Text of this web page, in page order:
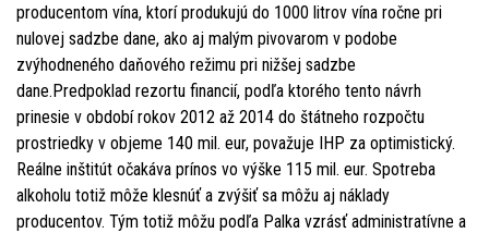
producentom vína, ktorí produkujú do 1000 litrov vína ročne pri
nulovej sadzbe dane, ako aj malým pivovarom v podobe
zvýhodneného daňového režimu pri nižšej sadzbe
dane.Predpoklad rezortu financií, podľa ktorého tento návrh
prinesie v období rokov 2012 až 2014 do štátneho rozpočtu
prostriedky v objeme 140 mil. eur, považuje IHP za optimistický.
Reálne inštitút očakáva prínos vo výške 115 mil. eur. Spotreba
alkoholu totiž môže klesnúť a zvýšiť sa môžu aj náklady
producentov. Tým totiž môžu podľa Palka vzrásť administratívne a